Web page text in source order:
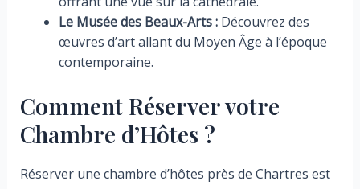
Le Musée des Beaux-Arts :Découvrez des
œuvres d’art allant du Moyen Âge à l’époque
contemporaine.
Comment Réserver votre
Chambre d’Hôtes ?
Réserver une chambre d’hôtes près de Chartres est